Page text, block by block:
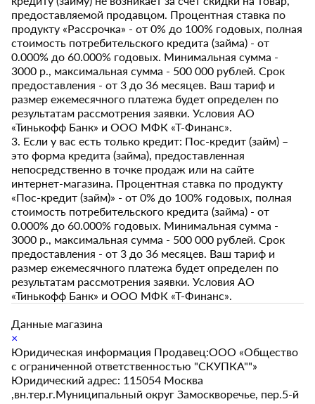
предоставляемой продавцом. Процентная ставка по
продукту «Рассрочка» - от 0% до 100% годовых, полная
стоимость потребительского кредита (займа) - от
0.000% до 60.000% годовых. Минимальная сумма -
3000 р., максимальная сумма - 500 000 рублей. Срок
предоставления - от 3 до 36 месяцев. Ваш тариф и
размер ежемесячного платежа будет определен по
результатам рассмотрения заявки. Условия АО
«Тинькофф Банк» и ООО МФК «Т-Финанс».
3. Если у вас есть только кредит: Пос-кредит (займ) –
это форма кредита (займа), предоставленная
непосредственно в точке продаж или на сайте
интернет-магазина. Процентная ставка по продукту
«Пос-кредит (займ)» - от 0% до 100% годовых, полная
стоимость потребительского кредита (займа) - от
0.000% до 60.000% годовых. Минимальная сумма -
3000 р., максимальная сумма - 500 000 рублей. Срок
предоставления - от 3 до 36 месяцев. Ваш тариф и
размер ежемесячного платежа будет определен по
результатам рассмотрения заявки. Условия АО
«Тинькофф Банк» и ООО МФК «Т-Финанс».
Данные магазина
×
Юридическая информация Продавец:ООО «Общество
с ограниченной ответственностью "СКУПКА""»
Юридический адрес: 115054 Москва
,вн.тер.г.Муниципальный округ Замоскворечье, пер.5-й